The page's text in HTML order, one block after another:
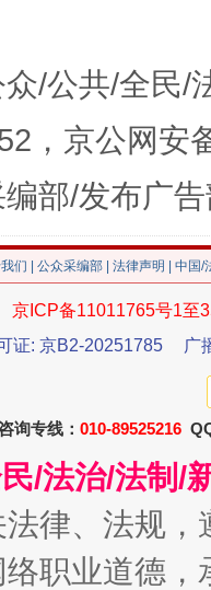
谢
今
/公共/全民/
，京公网安
部/发布广
们 公众采编部 法律声明 | 中国
京ICP备11011765号1至
证: 京B2-20251785
广
询专线： 010-89525216
/法治/法制/
律、法规
职业道德